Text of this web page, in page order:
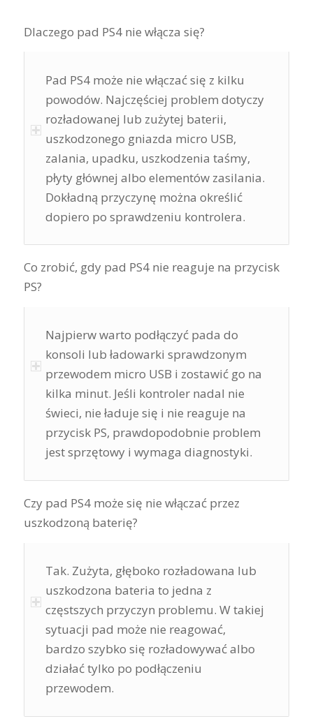
Dlaczego pad PS4 nie włącza się?
Pad PS4 może nie włączać się z kilku
powodów. Najczęściej problem dotyczy
rozładowanej lub zużytej baterii,
uszkodzonego gniazda micro USB,
zalania, upadku, uszkodzenia taśmy,
płyty głównej albo elementów zasilania.
Dokładną przyczynę można określić
dopiero po sprawdzeniu kontrolera.
Co zrobić, gdy pad PS4 nie reaguje na przycisk
PS?
Najpierw warto podłączyć pada do
konsoli lub ładowarki sprawdzonym
przewodem micro USB i zostawić go na
kilka minut. Jeśli kontroler nadal nie
świeci, nie ładuje się i nie reaguje na
przycisk PS, prawdopodobnie problem
jest sprzętowy i wymaga diagnostyki.
Czy pad PS4 może się nie włączać przez
uszkodzoną baterię?
Tak. Zużyta, głęboko rozładowana lub
uszkodzona bateria to jedna z
częstszych przyczyn problemu. W takiej
sytuacji pad może nie reagować,
bardzo szybko się rozładowywać albo
działać tylko po podłączeniu
przewodem.